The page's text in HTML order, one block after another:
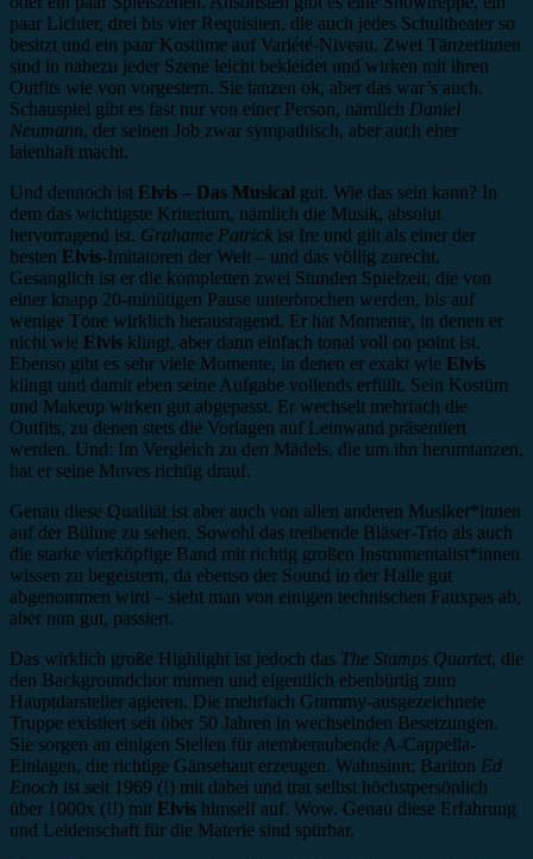
paar Lichter, drei bis vier Requisiten, die auch jedes Schultheater so
besitzt und ein paar Kostüme auf Variété-Niveau. Zwei Tänzerinnen
sind in nahezu jeder Szene leicht bekleidet und wirken mit ihren
Outfits wie von vorgestern. Sie tanzen ok, aber das war’s auch.
Schauspiel gibt es fast nur von einer Person, nämlich Daniel
Neumann, der seinen Job zwar sympathisch, aber auch eher
laienhaft macht.
Und dennoch ist Elvis – Das Musical gut. Wie das sein kann? In
dem das wichtigste Kriterium, nämlich die Musik, absolut
hervorragend ist. Grahame Patrick ist Ire und gilt als einer der
besten Elvis-Imitatoren der Welt – und das völlig zurecht.
Gesanglich ist er die kompletten zwei Stunden Spielzeit, die von
einer knapp 20-minütigen Pause unterbrochen werden, bis auf
wenige Töne wirklich herausragend. Er hat Momente, in denen er
nicht wie Elvis klingt, aber dann einfach tonal voll on point ist.
Ebenso gibt es sehr viele Momente, in denen er exakt wie Elvis
klingt und damit eben seine Aufgabe vollends erfüllt. Sein Kostüm
und Makeup wirken gut abgepasst. Er wechselt mehrfach die
Outfits, zu denen stets die Vorlagen auf Leinwand präsentiert
werden. Und: Im Vergleich zu den Mädels, die um ihn herumtanzen,
hat er seine Moves richtig drauf.
Genau diese Qualität ist aber auch von allen anderen Musiker*innen
auf der Bühne zu sehen. Sowohl das treibende Bläser-Trio als auch
die starke vierköpfige Band mit richtig großen Instrumentalist*innen
wissen zu begeistern, da ebenso der Sound in der Halle gut
abgenommen wird – sieht man von einigen technischen Fauxpas ab,
aber nun gut, passiert.
Das wirklich große Highlight ist jedoch das The Stamps Quartet, die
den Backgroundchor mimen und eigentlich ebenbürtig zum
Hauptdarsteller agieren. Die mehrfach Grammy-ausgezeichnete
Truppe existiert seit über 50 Jahren in wechselnden Besetzungen.
Sie sorgen an einigen Stellen für atemberaubende A-Cappella-
Einlagen, die richtige Gänsehaut erzeugen. Wahnsinn: Bariton Ed
Enoch ist seit 1969 (!) mit dabei und trat selbst höchstpersönlich
über 1000x (!!) mit Elvis himself auf. Wow. Genau diese Erfahrung
und Leidenschaft für die Materie sind spürbar.